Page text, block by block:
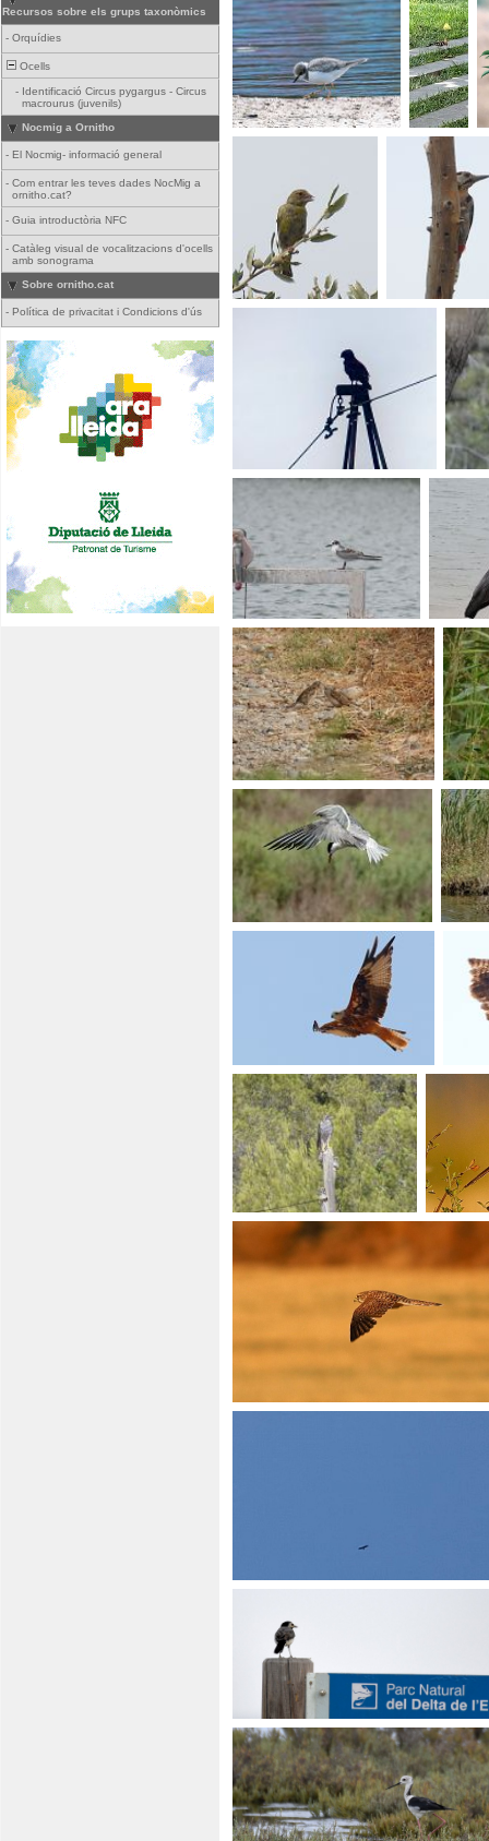
Recursos sobre els grups taxonòmics
- Orquídies
Ocells
- Identificació Circus pygargus - Circus
macrourus (juvenils)
Nocmig a Ornitho
- El Nocmig- informació general
- Com entrar les teves dades NocMig a
ornitho.cat?
- Guia introductòria NFC
- Catàleg visual de vocalitzacions d'ocells
amb sonograma
Sobre ornitho.cat
- Política de privacitat i Condicions d'ús